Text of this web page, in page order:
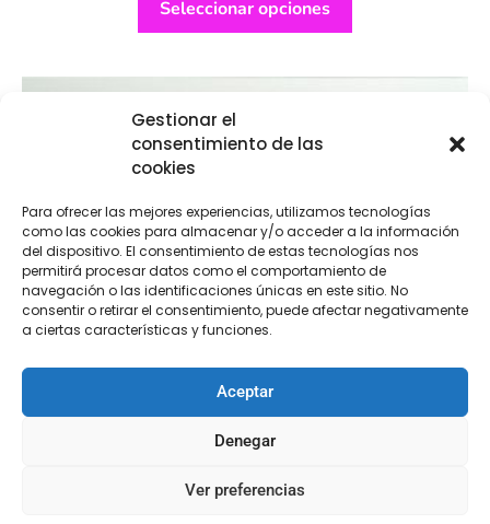
Gestionar el
consentimiento de las
cookies
Para ofrecer las mejores experiencias, utilizamos tecnologías
como las cookies para almacenar y/o acceder a la información
del dispositivo. El consentimiento de estas tecnologías nos
permitirá procesar datos como el comportamiento de
navegación o las identificaciones únicas en este sitio. No
consentir o retirar el consentimiento, puede afectar negativamente
a ciertas características y funciones.
Aceptar
Denegar
Ver preferencias
Seleccionar opciones